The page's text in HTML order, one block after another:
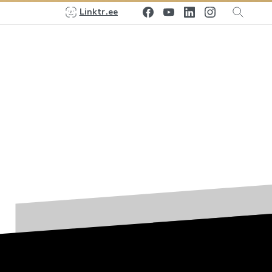
Linktr.ee
WhatsApp Calculadora gratuita